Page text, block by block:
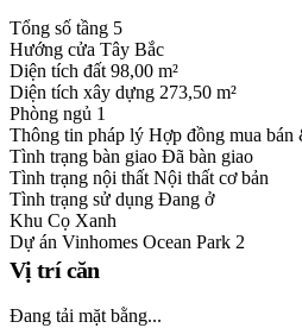
Tổng số tầng 5
Hướng cửa Tây Bắc
Diện tích đất 98,00 m²
Diện tích xây dựng 273,50 m²
Phòng ngủ 1
Thông tin pháp lý Hợp đồng mua bán
Tình trạng bàn giao Đã bàn giao
Tình trạng nội thất Nội thất cơ bản
Tình trạng sử dụng Đang ở
Khu Cọ Xanh
Dự án Vinhomes Ocean Park 2
Vị trí căn
Đang tải mặt bằng...